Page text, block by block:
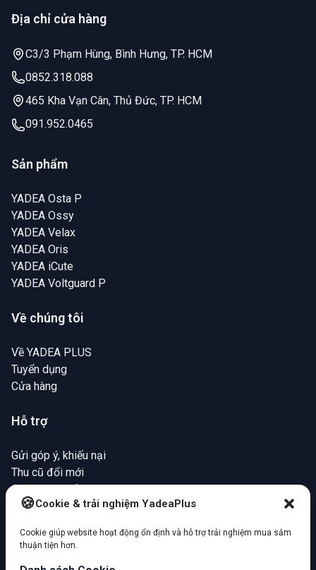
Cookie & trải nghiệm YadeaPlus
Cookie giúp website hoạt động ổn định và hỗ trợ trải nghiệm mua sắm
thuận tiện hơn.
Địa chỉ cửa hàng
C3/3 Phạm Hùng, Bình Hưng, TP. HCM
0852.318.088
465 Kha Vạn Cân, Thủ Đức, TP. HCM
091.952.0465
Sản phẩm
YADEA Osta P
YADEA Ossy
YADEA Velax
YADEA Oris
YADEA iCute
YADEA Voltguard P
Về chúng tôi
Về YADEA PLUS
Tuyển dụng
Cửa hàng
Hỗ trợ
Gửi góp ý, khiếu nại
Thu cũ đổi mới
Chính sách bảo hành
Mua hàng trả chậm
Cộng đồng Yadea Plus